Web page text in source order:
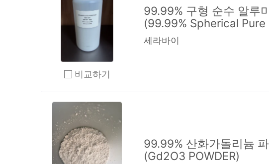
2개 이상 체크 후 비교하기 클릭
비교하기
99.99% 구형 순수 알루
(99.99% Spherical Pure
세라바이
99.99% 산화가돌리늄
(Gd2O3 POWDER)